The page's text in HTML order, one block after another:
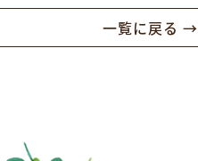
一覧に戻る →